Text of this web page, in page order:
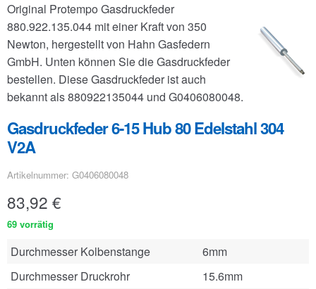
FAQ
Original Protempo Gasdruckfeder
880.922.135.044 mit einer Kraft von 350
Newton, hergestellt von Hahn Gasfedern
GmbH. Unten können Sie die Gasdruckfeder
bestellen. Diese Gasdruckfeder ist auch
bekannt als 880922135044 und G0406080048.
Gasdruckfeder 6-15 Hub 80 Edelstahl 304
V2A
Artikelnummer: G0406080048
83,92 €
69 vorrätig
Durchmesser Kolbenstange
6mm
Durchmesser Druckrohr
15.6mm